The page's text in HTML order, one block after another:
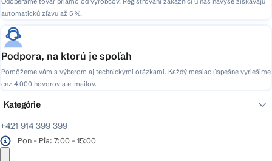
automatickú zľavu až 5 %.
Podpora, na ktorú je spoľah
Pomôžeme vám s výberom aj technickými otázkami. Každý mesiac úspešne vyriešime
cez 4 000 hovorov a e-mailov.
+421 914 399 399
Pon - Pia: 7:00 - 15:00
Kategórie